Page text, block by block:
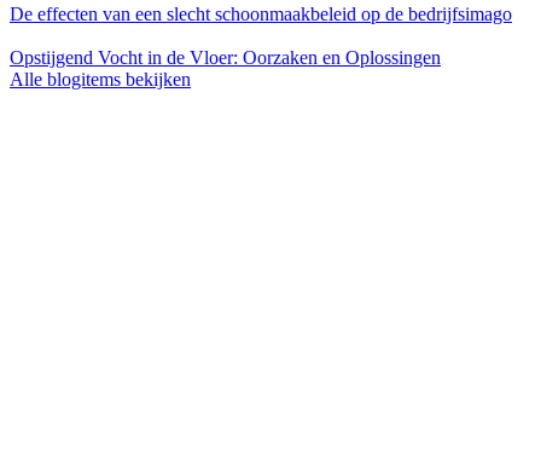
De effecten van een slecht schoonmaakbeleid op de bedrijfsimago
Opstijgend Vocht in de Vloer: Oorzaken en Oplossingen
Alle blogitems bekijken